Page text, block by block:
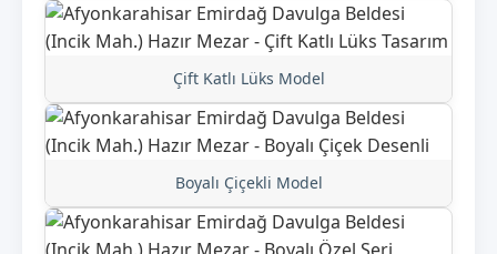
Çift Katlı Lüks Model
Boyalı Çiçekli Model